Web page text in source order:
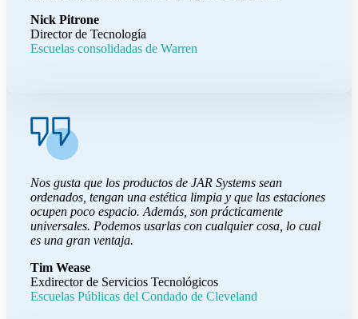
Nick Pitrone
Director de Tecnología
Escuelas consolidadas de Warren
Nos gusta que los productos de JAR Systems sean
ordenados, tengan una estética limpia y que las estaciones
ocupen poco espacio. Además, son prácticamente
universales. Podemos usarlas con cualquier cosa, lo cual
es una gran ventaja.
Tim Wease
Exdirector de Servicios Tecnológicos
Escuelas Públicas del Condado de Cleveland